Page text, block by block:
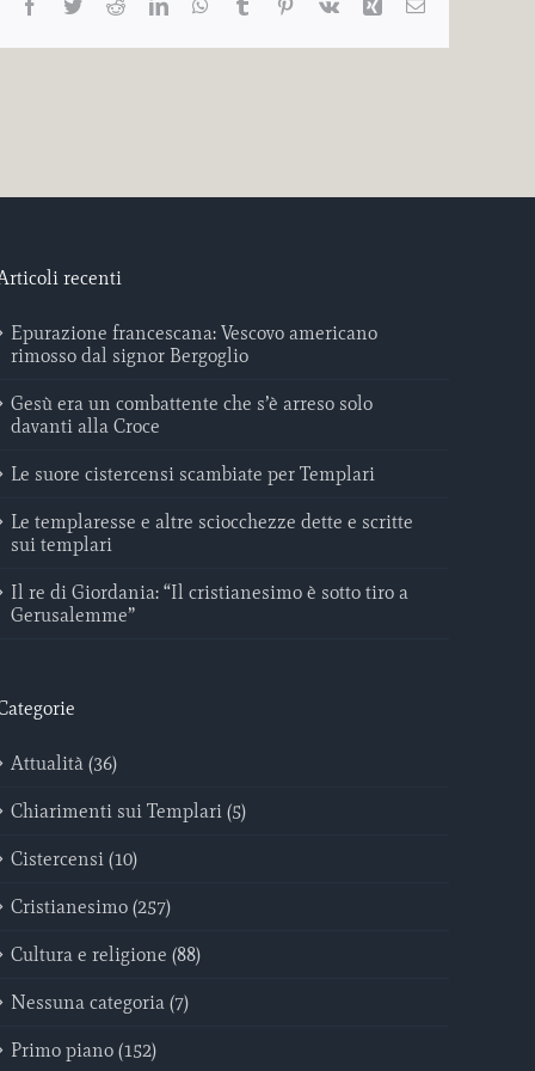
Facebook
TwitterRedditLinkedInWhatsApp
Tumblr Pinterest
Vk Xing Email
recenti
Epurazione francescana: Vescovo americano
rimosso dal signor Bergoglio
Gesù era un combattente che s’è arreso solo
davanti alla Croce
Le suore cistercensi scambiate per Templari
Le templaresse e altre sciocchezze dette e scritte
sui templari
Il re di Giordania: “Il cristianesimo è sotto tiro a
Gerusalemme”
Attualità (36)
Chiarimenti sui Templari (5)
Cistercensi (10)
Cristianesimo (257)
Cultura e religione (88)
Nessuna categoria (7)
Primo piano (152)